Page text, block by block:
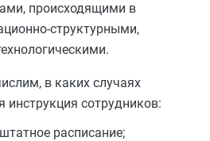
происходящими в
структурными,
в каких случаях
инструкция сотрудников:
расписание;